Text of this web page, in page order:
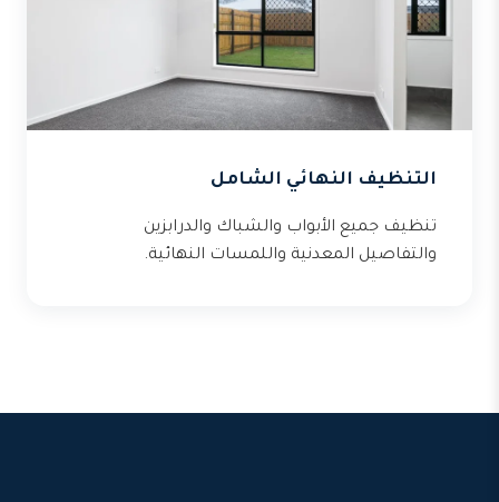
التنظيف النهائي الشامل
تنظيف جميع الأبواب والشباك والدرابزين
والتفاصيل المعدنية واللمسات النهائية.